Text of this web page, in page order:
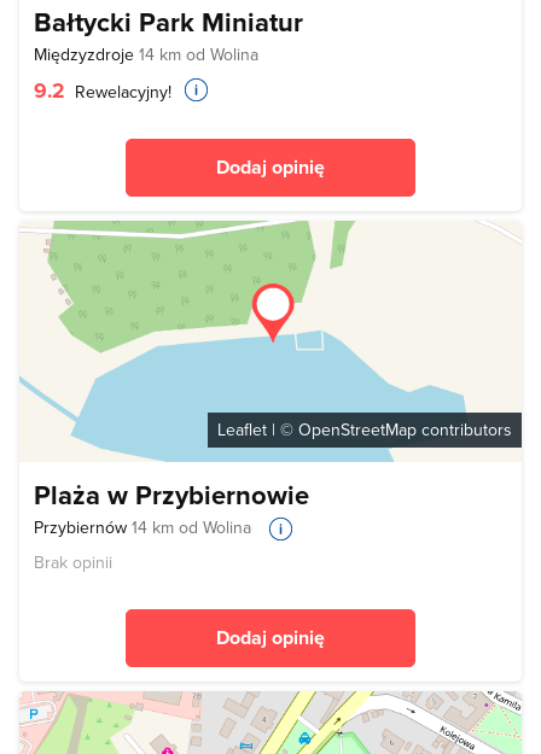
Bałtycki Park Miniatur
Międzyzdroje 14 km od Wolina
9.2 Rewelacyjny!
Dodaj opinię
Leaflet | © OpenStreetMap contributors
Plaża w Przybiernowie
Przybiernów 14 km od Wolina
Brak opinii
Dodaj opinię